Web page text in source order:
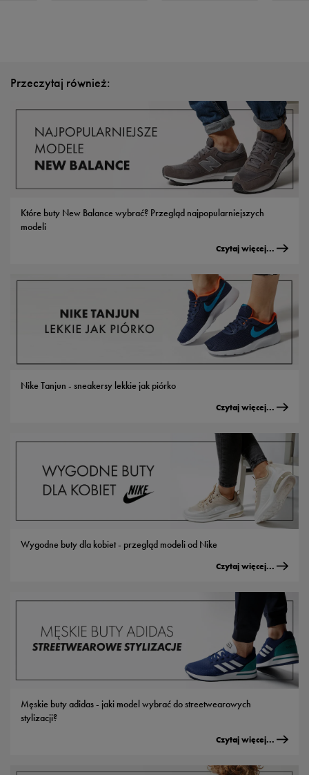
Przeczytaj również:
Które buty New Balance wybrać? Przegląd najpopularniejszych
modeli
Czytaj więcej...
Nike Tanjun - sneakersy lekkie jak piórko
Czytaj więcej...
Wygodne buty dla kobiet - przegląd modeli od Nike
Czytaj więcej...
Męskie buty adidas - jaki model wybrać do streetwearowych
stylizacji?
Czytaj więcej...